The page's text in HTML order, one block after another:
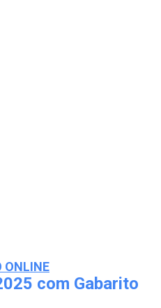
ONLINE
com Gabarito